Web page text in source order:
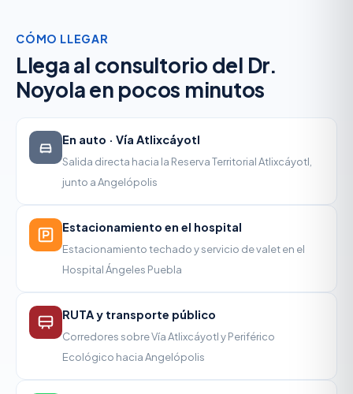
CÓMO LLEGAR
Llega al consultorio del Dr.
Noyola en pocos minutos
En auto · Vía Atlixcáyotl
Salida directa hacia la Reserva Territorial Atlixcáyotl,
junto a Angelópolis
Estacionamiento en el hospital
Estacionamiento techado y servicio de valet en el
Hospital Ángeles Puebla
RUTA y transporte público
Corredores sobre Vía Atlixcáyotl y Periférico
Ecológico hacia Angelópolis